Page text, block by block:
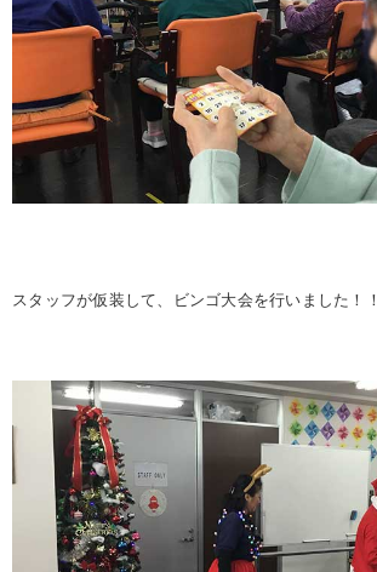
スタッフが仮装して、ビンゴ大会を行いました！！